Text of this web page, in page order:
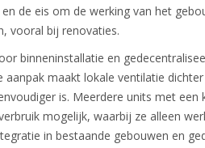
de eis om de werking van het
vooral bij renovaties.
binneninstallatie en
maakt lokale ventilatie
is. Meerdere units met een
mogelijk, waarbij ze alleen
in bestaande gebouwen en